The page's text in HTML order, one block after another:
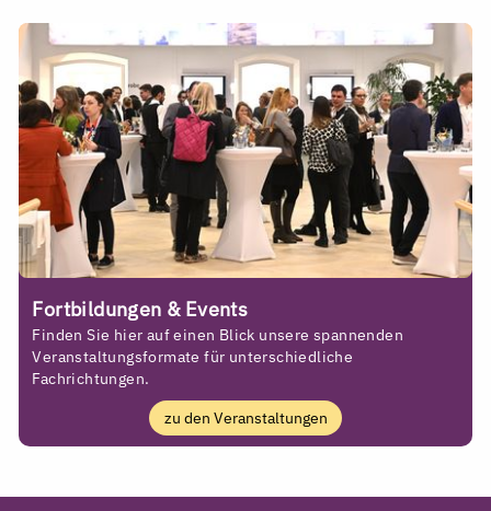
Fortbildungen & Events
Finden Sie hier auf einen Blick unsere spannenden
Veranstaltungsformate für unterschiedliche
Fachrichtungen.
zu den Veranstaltungen